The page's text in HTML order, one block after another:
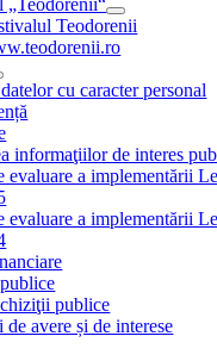
„Teodorenii“
Teodorenii
cu caracter personal
informaţiilor de interes
evaluare a implementării
evaluare a implementării
publice
de avere și de interese